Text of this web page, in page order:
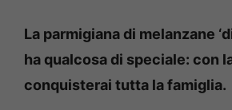
La parmigiana di melanzane
ha qualcosa di speciale: con
conquisterai tutta la famiglia.